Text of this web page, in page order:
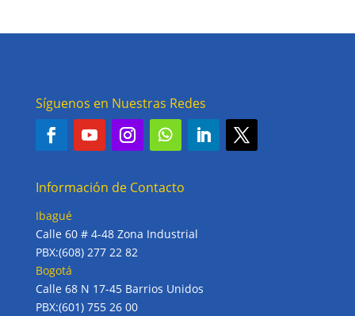
Síguenos en Nuestras Redes
Información de Contacto
Ibagué
Calle 60 # 4-48 Zona Industrial
PBX:(608) 277 22 82
Bogotá
Calle 68 N 17-45 Barrios Unidos
PBX:(601) 755 26 00